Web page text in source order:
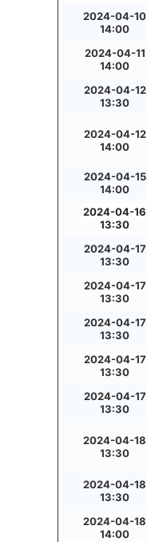
2024-04-10
14:00
2024-04-11
14:00
2024-04-12
13:30
2024-04-12
14:00
2024-04-15
14:00
2024-04-16
13:30
2024-04-17
13:30
2024-04-17
13:30
2024-04-17
13:30
2024-04-17
13:30
2024-04-17
13:30
2024-04-18
13:30
2024-04-18
13:30
2024-04-18
14:00